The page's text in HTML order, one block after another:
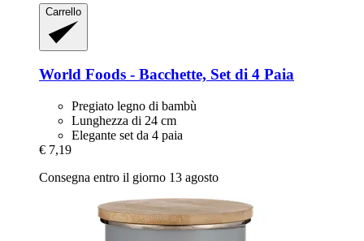
Carrello
World Foods -​ Bacchette, Set di 4 Paia
Pregiato legno di bambù
Lunghezza di 24 cm
Elegante set da 4 paia
€ 7,19
Consegna entro il giorno 13 agosto